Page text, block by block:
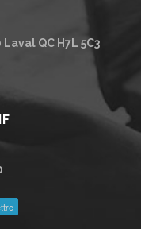
Laval QC H7L 5C3